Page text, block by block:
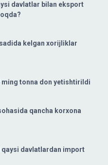
davlatlar bilan eksport
kelgan xorijliklar
ming tonna don yetishtirildi
qancha korxona
qaysi davlatlardan import